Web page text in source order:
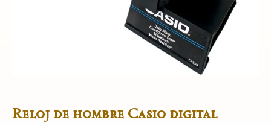
Reloj de hombre Casio digital